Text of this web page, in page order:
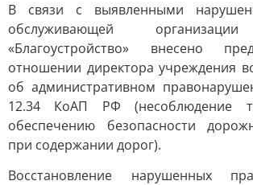
В связи с выявленными
обслуживающей
«Благоустройство» внесено
отношении директора учреждения
об административном
12.34 КоАП РФ (несоблюдение
обеспечению безопасности
при содержании дорог).
Восстановление нарушенных